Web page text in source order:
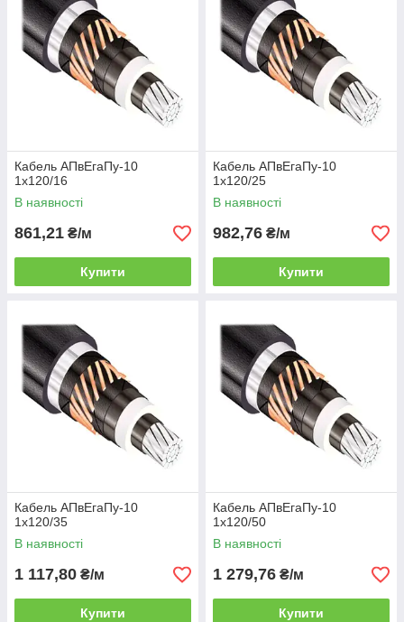
Кабель АПвЕгаПу-10
1х120/16
В наявності
861,21 ₴/м
Купити
Кабель АПвЕгаПу-10
1х120/25
В наявності
982,76 ₴/м
Купити
Кабель АПвЕгаПу-10
1х120/35
В наявності
1 117,80 ₴/м
Купити
Кабель АПвЕгаПу-10
1х120/50
В наявності
1 279,76 ₴/м
Купити